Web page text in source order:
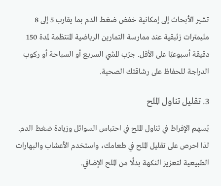
تشير الأبحاث إلى إمكانية خفض ضغط الدم بما يقارب 5 إلى 8
مليمترات زئبقية عند ممارسة التمارين الرياضية المنتظمة لمدة 150
دقيقة أسبوعيًا على الأقل. جرّب المشي السريع أو السباحة أو ركوب
الدراجة للحفاظ على رشاقتك الصحية.
3. تقليل تناول الملح
يُسهم الإفراط في تناول الملح في احتباس السوائل وزيادة ضغط الدم.
لذا احرص على تقليل الملح في طعامك، واستخدم الأعشاب والبهارات
الطبيعية لتعزيز النكهة بدلًا من الملح الإضافي.